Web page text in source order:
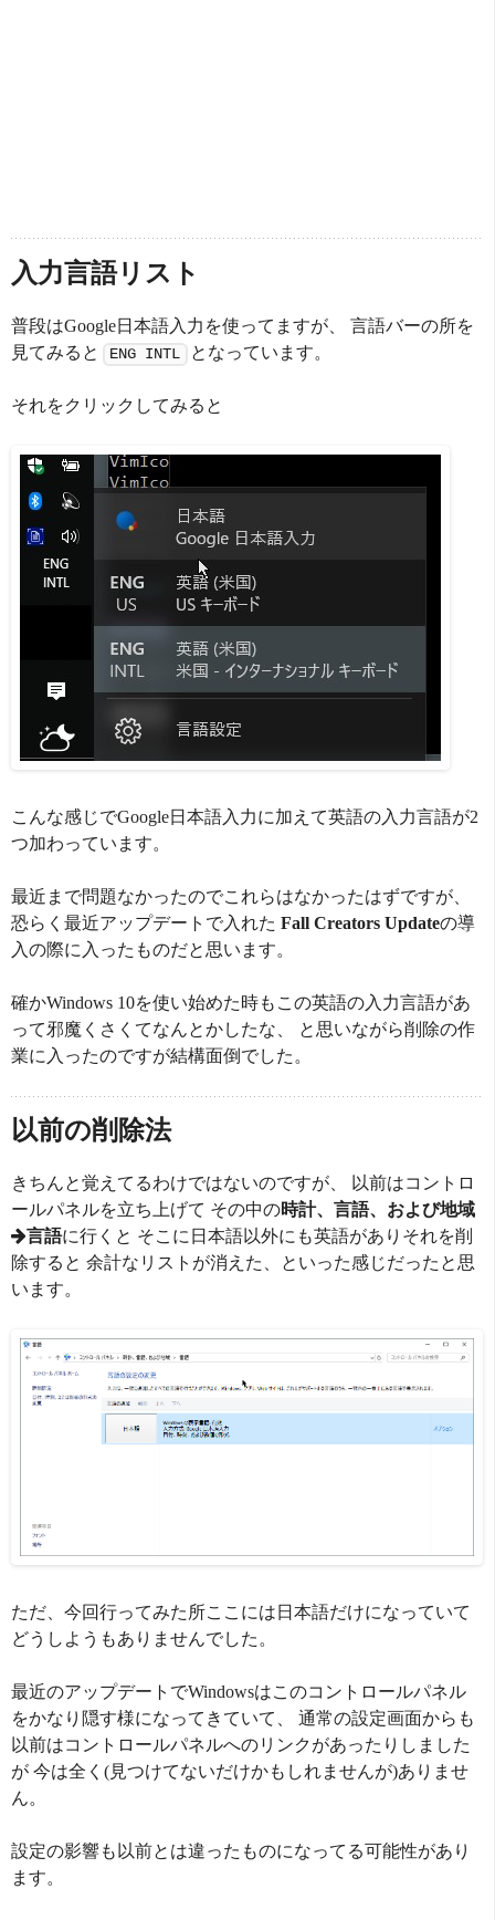
入力言語リスト
普段はGoogle日本語入力を使ってますが、 言語バーの所を
見てみると
ENG INTL となっています。
それをクリックしてみると
こんな感じでGoogle日本語入力に加えて英語の入力言語が2
つ加わっています。
最近まで問題なかったのでこれらはなかったはずですが、
恐らく最近アップデートで入れた Fall Creators Updateの導
入の際に入ったものだと思います。
確かWindows 10を使い始めた時もこの英語の入力言語があ
って邪魔くさくてなんとかしたな、 と思いながら削除の作
業に入ったのですが結構面倒でした。
以前の削除法
きちんと覚えてるわけではないのですが、 以前はコントロ
ールパネルを立ち上げて その中の時計、言語、および地域
言語に行くと そこに日本語以外にも英語がありそれを削
除すると 余計なリストが消えた、といった感じだったと思
います。
ただ、今回行ってみた所ここには日本語だけになっていて
どうしようもありませんでした。
最近のアップデートでWindowsはこのコントロールパネル
をかなり隠す様になってきていて、 通常の設定画面からも
以前はコントロールパネルへのリンクがあったりしました
が 今は全く(見つけてないだけかもしれませんが)ありませ
ん。
設定の影響も以前とは違ったものになってる可能性があり
ます。